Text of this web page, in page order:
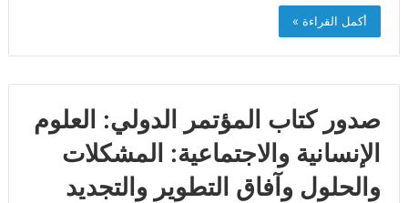
أكمل القراءة »
صدور كتاب المؤتمر الدولي: العلوم
الإنسانية والاجتماعية: المشكلات
والحلول وآفاق التطوير والتجديد